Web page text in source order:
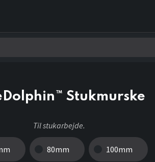
Stukmurske
Til stukarbejde.
80mm 100mm